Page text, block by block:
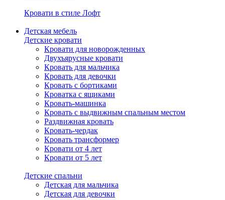
Кровати в стиле Лофт
Детская мебель
Детские кровати
Кровати для новорожденных
Двухъярусные кровати
Кровать для мальчика
Кровать для девочки
Кровать с бортиками
Кроватка с ящиками
Кровать-машинка
Кровать с выдвижным спальным местом
Раздвижная кровать
Кровать-чердак
Кровать трансформер
Кровати от 4 лет
Кровати от 5 лет
Детские спальни
Детская для мальчика
Детская для девочки